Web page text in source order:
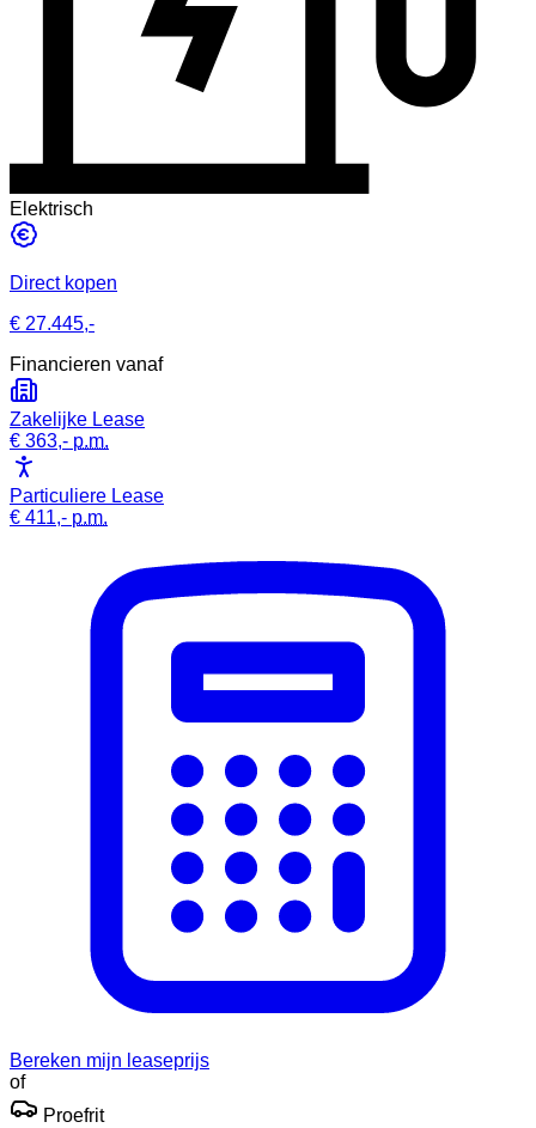
Elektrisch
Direct kopen
€ 27.445,-
Financieren vanaf
Zakelijke Lease
€ 363,- p.m.
Particuliere Lease
€ 411,- p.m.
Bereken mijn leaseprijs
of
Proefrit